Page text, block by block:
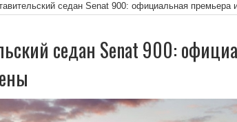
седан Senat 900: официальная премьера
седан Senat 900: